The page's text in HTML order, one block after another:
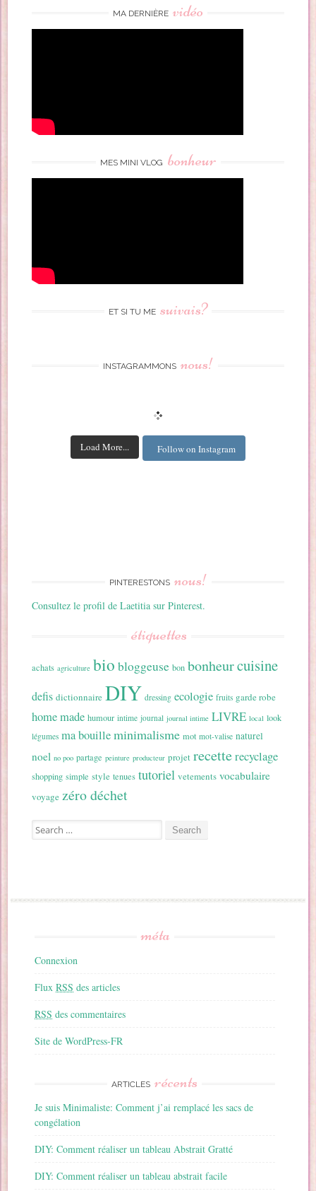
MA DERNIÈRE vidéo
MES MINI VLOG bonheur
ET SI TU ME suivais?
INSTAGRAMMONS nous!
Load More... Follow on Instagram
PINTERESTONS nous!
Consultez le profil de Laetitia sur Pinterest.
étiquettes
achats agriculture bio bloggeuse bon bonheurcuisine
defis dictionnaire DIY dressing ecologie fruits garde robe
home made humour intime journal journal intime LIVRE local look
légumes ma bouilleminimalisme mot mot-valise naturel
noel no poo partage peinture producteur projet recetterecyclage
shopping simple style tenues tutoriel vetements vocabulaire
voyage zéro déchet
Search for:
méta
Connexion
FluxRSS des articles
RSS des commentaires
Site de WordPress-FR
ARTICLES récents
Je suis Minimaliste: Comment j’ai remplacé les sacs de
congélation
DIY: Comment réaliser un tableau Abstrait Gratté
DIY: Comment réaliser un tableau abstrait facile